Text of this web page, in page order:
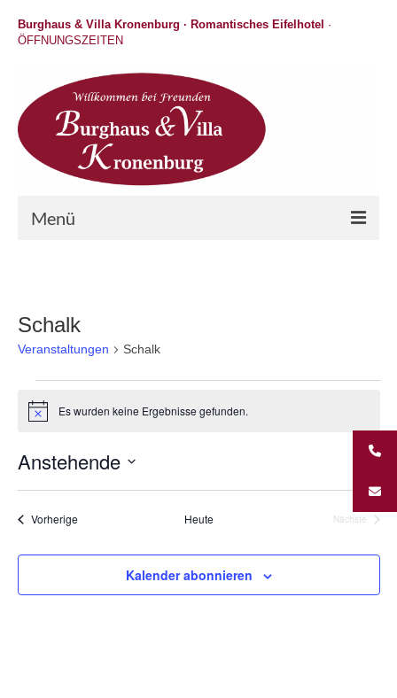
Burghaus & Villa Kronenburg · Romantisches Eifelhotel ·
ÖFFNUNGSZEITEN
Menü
Unternehmungen
Schalk
Veranstaltungen Schalk
HinweisEs wurden keine Ergebnisse gefunden.
Anstehende
VorherigeVeranstaltungen Heute
Nächste
Kalender abonnieren